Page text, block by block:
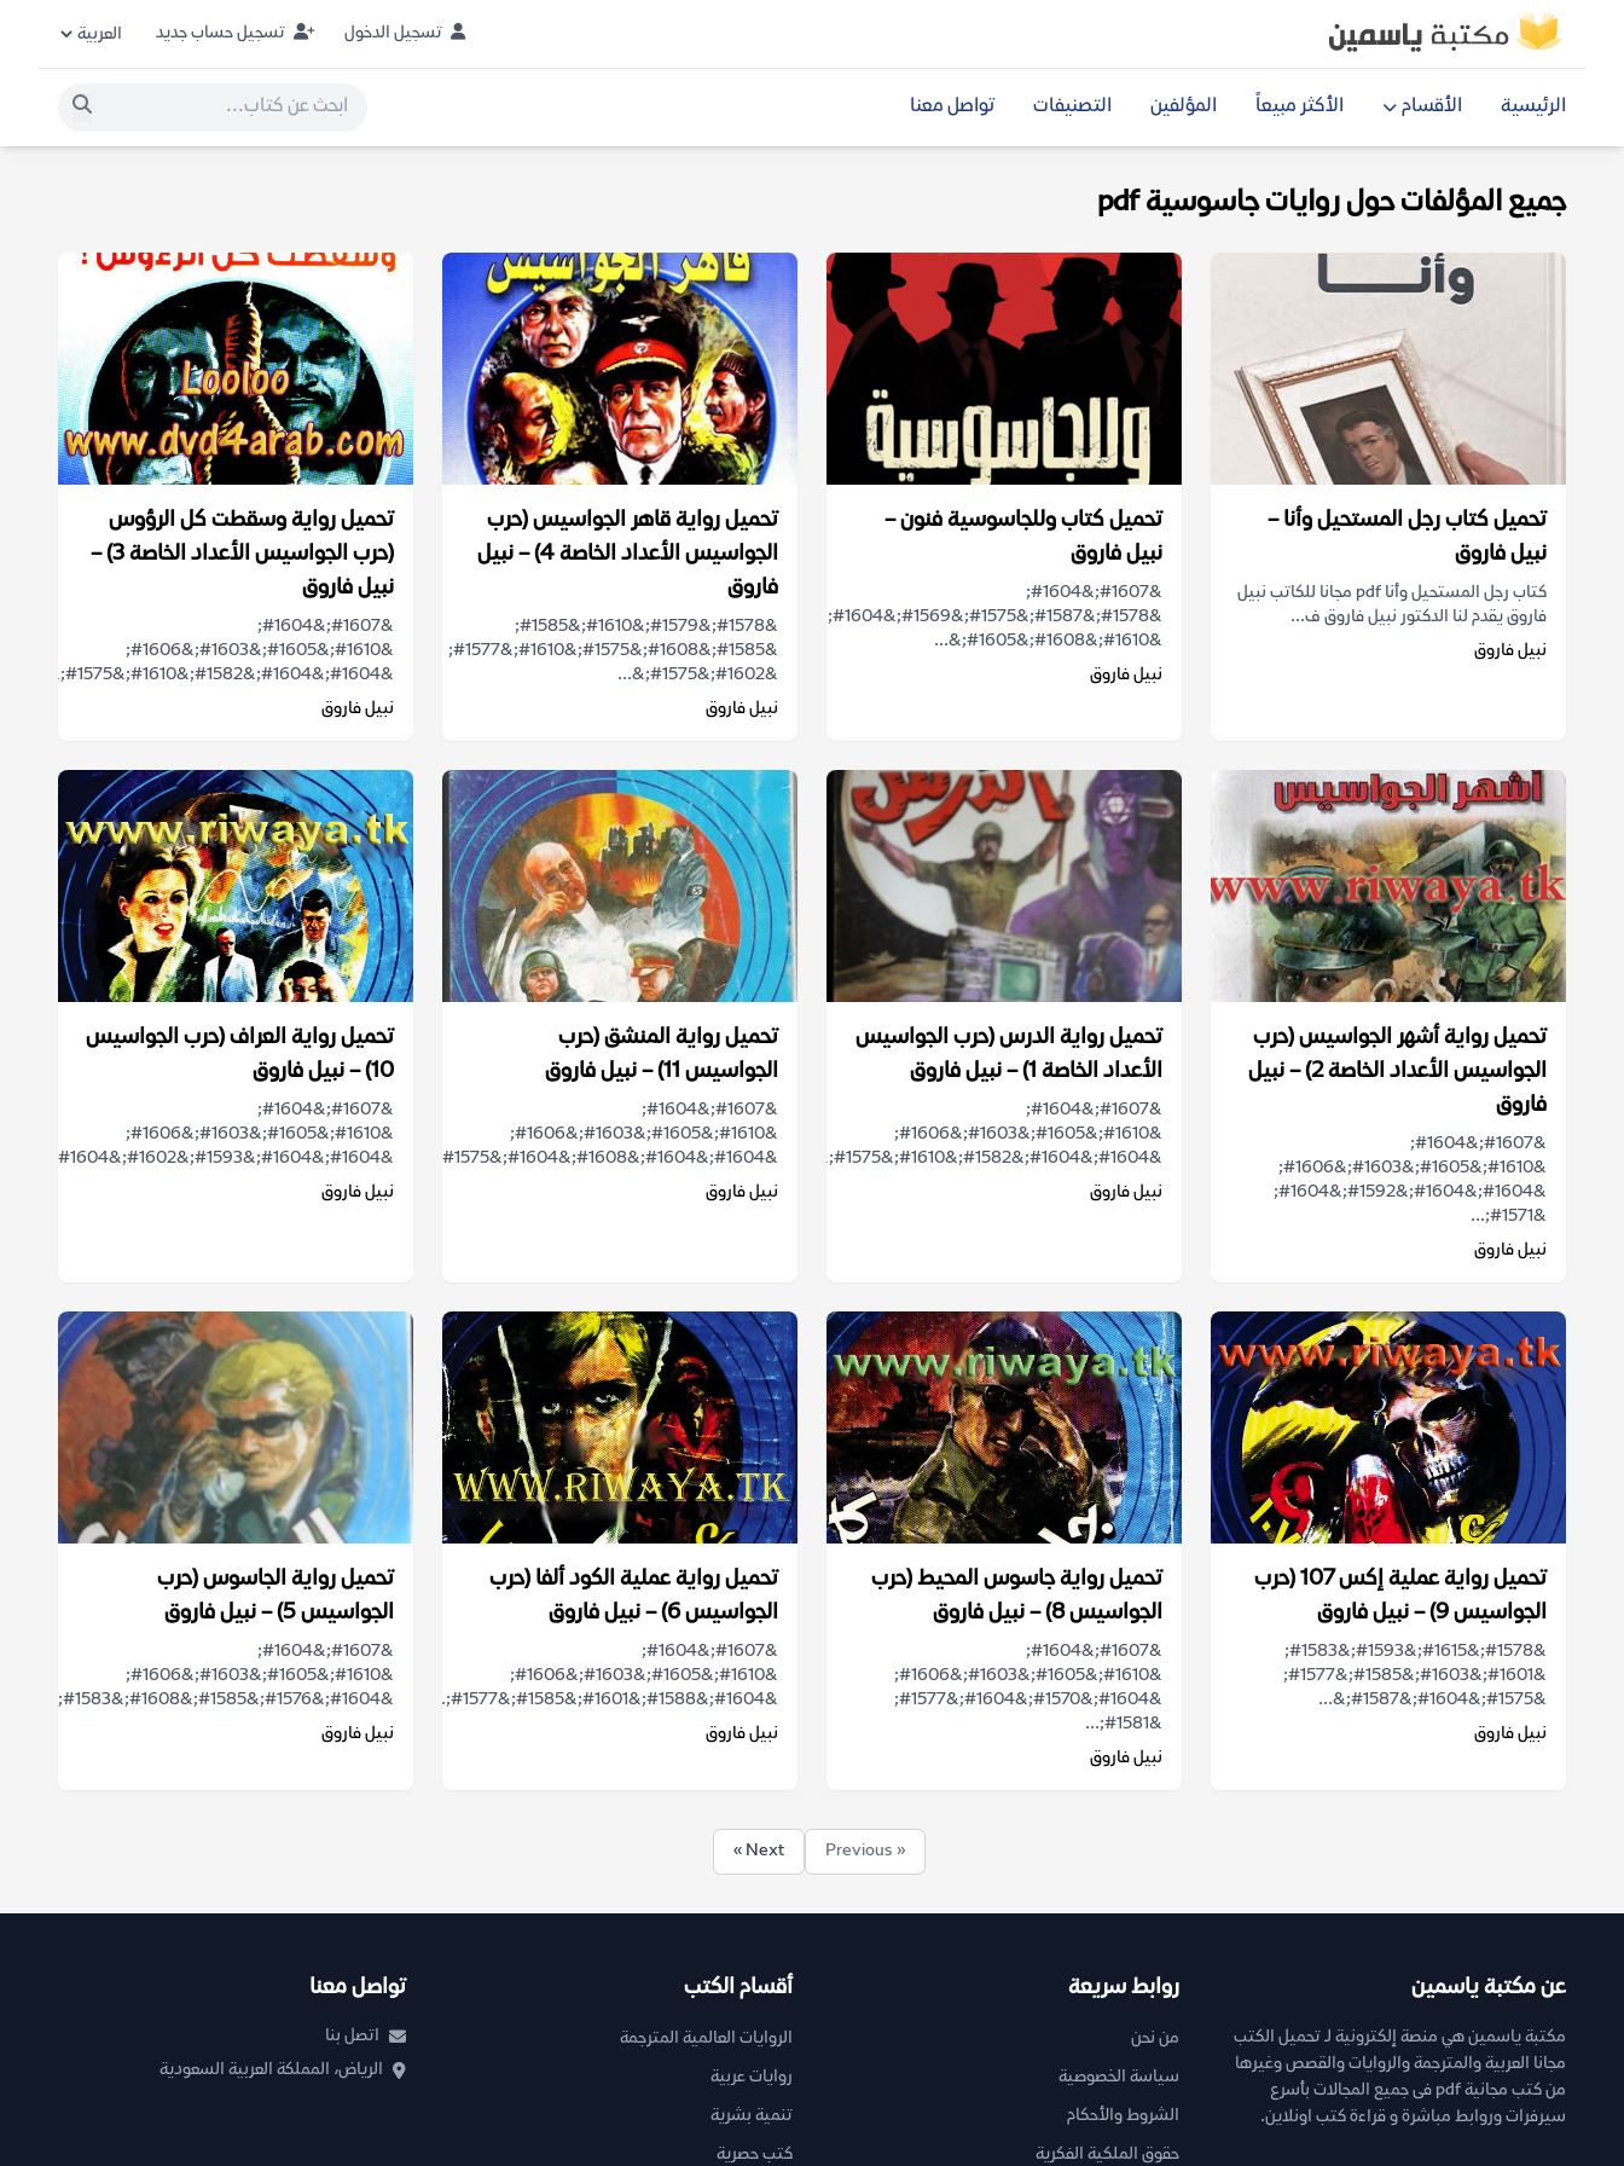
تسجيل الدخول تسجيل حساب جديد
الرئيسية الأقسام الأكثر مبيعاً المؤلفين التصنيفات تواصل معنا
جميع المؤلفات حول روايات جاسوسية pdf
تحميل كتاب رجل المستحيل وأنا –
نبيل فاروق
كتاب رجل المستحيل وأنا pdf مجانا للكاتب نبيل
فاروق يقدم لنا الدكتور نبيل فاروق ف...
نبيل فاروق
تحميل كتاب وللجاسوسية فنون –
نبيل فاروق
&#1607;&#1604;
&#1578;&#1587;&#1575;&#1569;&#1604;&#1578;
&#1610;&#1608;&#1605;&...
نبيل فاروق
تحميل رواية قاهر الجواسيس (حرب
الجواسيس الأعداد الخاصة 4) – نبيل
فاروق
&#1578;&#1579;&#1610;&#1585;
&#1585;&#1608;&#1575;&#1610;&#1577;
&#1602;&#1575;&...
نبيل فاروق
تحميل رواية وسقطت كل الرؤوس
(حرب الجواسيس الأعداد الخاصة 3) –
نبيل فاروق
&#1607;&#1604;
&#1610;&#1605;&#1603;&#1606;
&#1604;&#1604;&#1582;&#1610;&#1575;&...
نبيل فاروق
تحميل رواية أشهر الجواسيس (حرب
الجواسيس الأعداد الخاصة 2) – نبيل
فاروق
&#1607;&#1604;
&#1610;&#1605;&#1603;&#1606;
&#1604;&#1604;&#1592;&#1604;
&#1571;...
نبيل فاروق
تحميل رواية الدرس (حرب الجواسيس
الأعداد الخاصة 1) – نبيل فاروق
&#1607;&#1604;
&#1610;&#1605;&#1603;&#1606;
&#1604;&#1604;&#1582;&#1610;&#1575;&...
نبيل فاروق
تحميل رواية المنشق (حرب
الجواسيس 11) – نبيل فاروق
&#1607;&#1604;
&#1610;&#1605;&#1603;&#1606;
&#1604;&#1604;&#1608;&#1604;&#1575;&...
نبيل فاروق
تحميل رواية العراف (حرب الجواسيس
10) – نبيل فاروق
&#1607;&#1604;
&#1610;&#1605;&#1603;&#1606;
&#1604;&#1604;&#1593;&#1602;&#1604;...
نبيل فاروق
تحميل رواية عملية إكس 107 (حرب
الجواسيس 9) – نبيل فاروق
&#1578;&#1615;&#1593;&#1583;
&#1601;&#1603;&#1585;&#1577;
&#1575;&#1604;&#1587;&...
نبيل فاروق
تحميل رواية جاسوس المحيط (حرب
الجواسيس 8) – نبيل فاروق
&#1607;&#1604;
&#1610;&#1605;&#1603;&#1606;
&#1604;&#1570;&#1604;&#1577;
&#1581;...
نبيل فاروق
تحميل رواية عملية الكود ألفا (حرب
الجواسيس 6) – نبيل فاروق
&#1607;&#1604;
&#1610;&#1605;&#1603;&#1606;
&#1604;&#1588;&#1601;&#1585;&#1577;...
نبيل فاروق
تحميل رواية الجاسوس (حرب
الجواسيس 5) – نبيل فاروق
&#1607;&#1604;
&#1610;&#1605;&#1603;&#1606;
&#1604;&#1576;&#1585;&#1608;&#1583;&...
نبيل فاروق
« Previous
Next »
عن مكتبة ياسمين
مكتبة ياسمين هي منصة إلكترونية لـ تحميل الكتب
مجانا العربية والمترجمة والروايات والقصص وغيرها
من كتب مجانية pdf فى جميع المجالات بأسرع
سيرفرات وروابط مباشرة و قراءة كتب اونلاين.
روابط سريعة
من نحن
سياسة الخصوصية
الشروط والأحكام
حقوق الملكية الفكرية
أقسام الكتب
الروايات العالمية المترجمة
روايات عربية
تنمية بشرية
كتب حصرية
تواصل معنا
اتصل بنا
الرياض، المملكة العربية السعودية